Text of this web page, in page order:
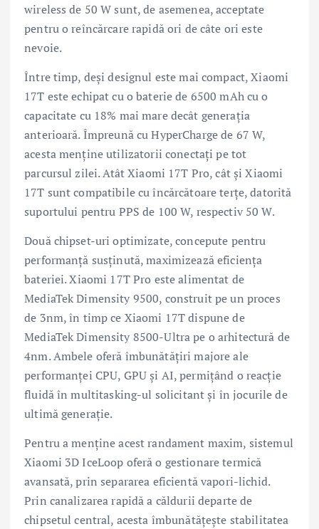
wireless de 50 W sunt, de asemenea, acceptate
pentru o reîncărcare rapidă ori de câte ori este
nevoie.
Între timp, deși designul este mai compact, Xiaomi
17T este echipat cu o baterie de 6500 mAh cu o
capacitate cu 18% mai mare decât generația
anterioară. Împreună cu HyperCharge de 67 W,
acesta menține utilizatorii conectați pe tot
parcursul zilei. Atât Xiaomi 17T Pro, cât și Xiaomi
17T sunt compatibile cu încărcătoare terțe, datorită
suportului pentru PPS de 100 W, respectiv 50 W.
Două chipset-uri optimizate, concepute pentru
performanță susținută, maximizează eficiența
bateriei. Xiaomi 17T Pro este alimentat de
MediaTek Dimensity 9500, construit pe un proces
de 3nm, în timp ce Xiaomi 17T dispune de
MediaTek Dimensity 8500-Ultra pe o arhitectură de
4nm. Ambele oferă îmbunătățiri majore ale
performanței CPU, GPU și AI, permițând o reacție
fluidă în multitasking-ul solicitant și în jocurile de
ultimă generație.
Pentru a menține acest randament maxim, sistemul
Xiaomi 3D IceLoop oferă o gestionare termică
avansată, prin separarea eficientă vapori-lichid.
Prin canalizarea rapidă a căldurii departe de
chipsetul central, acesta îmbunătățește stabilitatea